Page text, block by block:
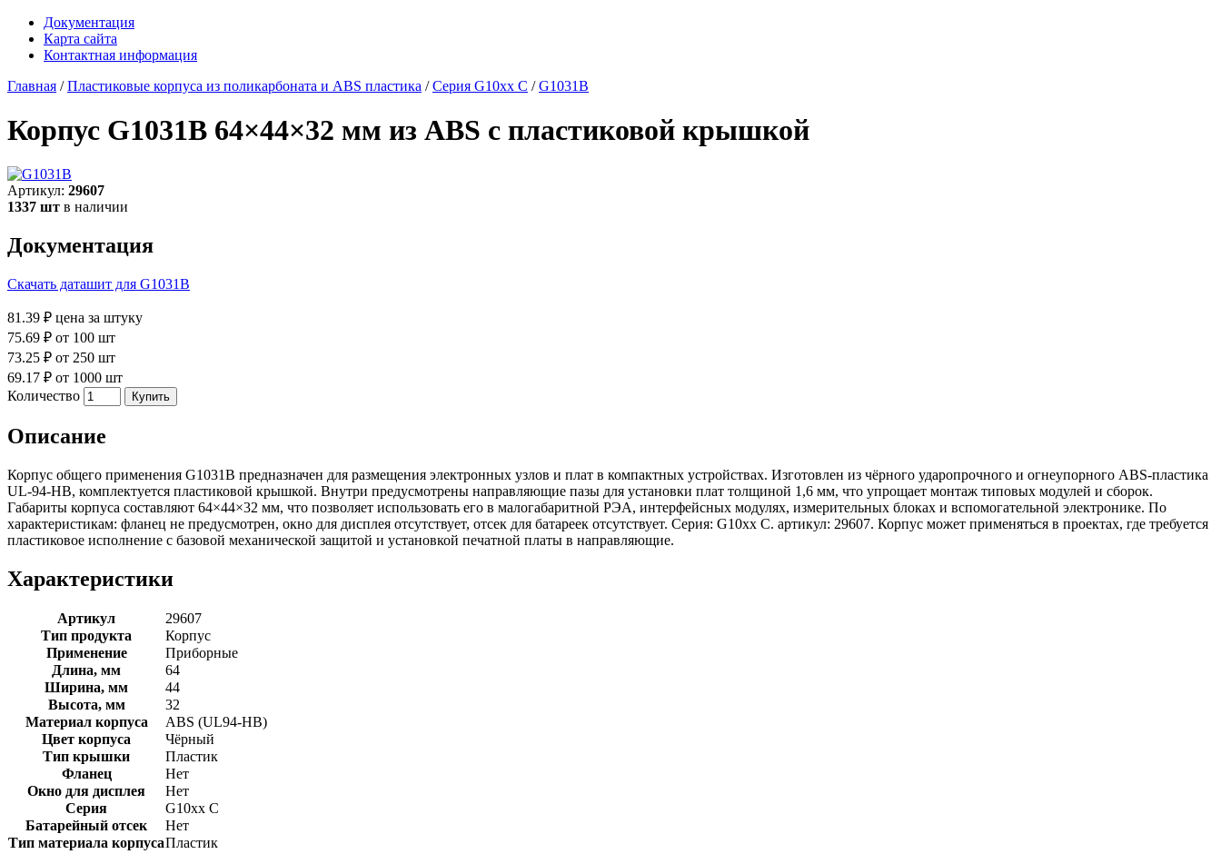
Документация
Карта сайта
Контактная информация
Главная /Пластиковые корпуса из поликарбоната и ABS пластика /Серия G10xx C /G1031B
Корпус G1031B 64×44×32 мм из ABS с пластиковой крышкой
Артикул: 29607
1337 шт в наличии
Документация
Скачать даташит для G1031B
81.39 ₽ цена за штуку
75.69 ₽ от 100 шт
73.25 ₽ от 250 шт
69.17 ₽ от 1000 шт
Количество
Описание
Корпус общего применения G1031B предназначен для размещения электронных узлов и плат в компактных устройствах. Изготовлен из чёрного ударопрочного и огнеупорного ABS-пластика
UL-94-HB, комплектуется пластиковой крышкой. Внутри предусмотрены направляющие пазы для установки плат толщиной 1,6 мм, что упрощает монтаж типовых модулей и сборок.
Габариты корпуса составляют 64×44×32 мм, что позволяет использовать его в малогабаритной РЭА, интерфейсных модулях, измерительных блоках и вспомогательной электронике. По
характеристикам: фланец не предусмотрен, окно для дисплея отсутствует, отсек для батареек отсутствует. Серия: G10xx C. артикул: 29607. Корпус может применяться в проектах, где требуется
пластиковое исполнение с базовой механической защитой и установкой печатной платы в направляющие.
Характеристики
Артикул
29607
Тип продукта
Корпус
Применение
Приборные
Длина, мм
64
Ширина, мм
44
Высота, мм
32
Материал корпуса
ABS (UL94-HB)
Цвет корпуса
Чёрный
Тип крышки
Пластик
Фланец
Нет
Окно для дисплея
Нет
Серия
G10xx C
Батарейный отсек
Нет
Тип материала корпусаПластик